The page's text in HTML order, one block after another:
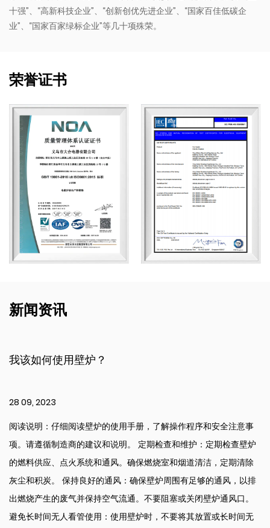
十强”、“高新科技企业”、“创新创优先进企业”、“国家百佳低碳企
业”、“国家百家绿标企业”等几十项殊荣。
荣誉证书
新闻资讯
我该如何使用壁炉？
28 09, 2023
阅读说明：仔细阅读壁炉的使用手册，了解操作程序和安全注意事
项。请遵循制造商的建议和说明。 定期检查和维护：定期检查壁炉
的燃料供应、点火系统和通风。确保燃烧室和烟道清洁，定期清除
灰尘和积炭。 保持良好的通风：确保壁炉周围有足够的通风，以排
出燃烧产生的废气并保持空气流通。不要阻塞或关闭壁炉通风口。
避免长时间无人看管使用：使用壁炉时，不要将其放置或长时间无